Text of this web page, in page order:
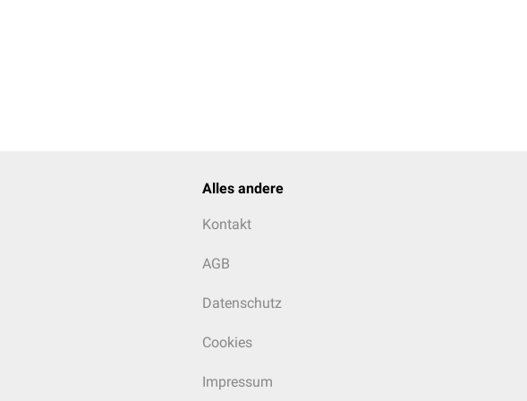
Alles andere
Kontakt
AGB
Datenschutz
Cookies
Impressum